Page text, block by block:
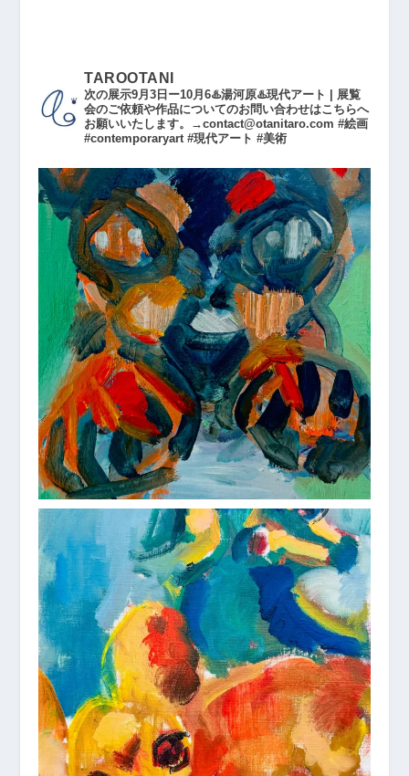
TAROOTANI
次の展示9月3日ー10月6♨️湯河原♨️現代アート | 展覧
会のご依頼や作品についてのお問い合わせはこちらへ
お願いいたします。→contact@otanitaro.com #絵画
#contemporaryart #現代アート #美術